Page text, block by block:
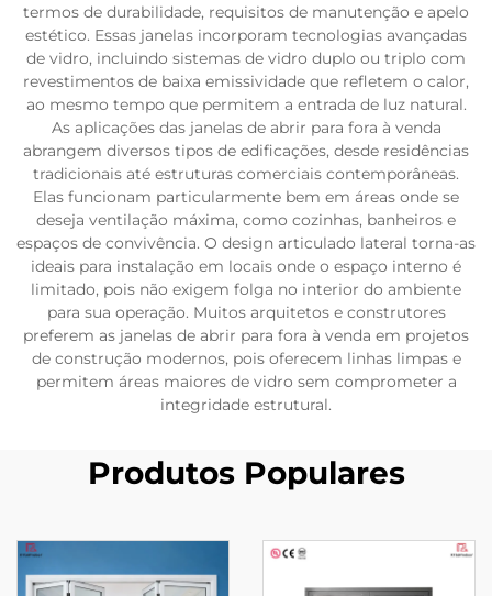
termos de durabilidade, requisitos de manutenção e apelo
estético. Essas janelas incorporam tecnologias avançadas
de vidro, incluindo sistemas de vidro duplo ou triplo com
revestimentos de baixa emissividade que refletem o calor,
ao mesmo tempo que permitem a entrada de luz natural.
As aplicações das janelas de abrir para fora à venda
abrangem diversos tipos de edificações, desde residências
tradicionais até estruturas comerciais contemporâneas.
Elas funcionam particularmente bem em áreas onde se
deseja ventilação máxima, como cozinhas, banheiros e
espaços de convivência. O design articulado lateral torna-as
ideais para instalação em locais onde o espaço interno é
limitado, pois não exigem folga no interior do ambiente
para sua operação. Muitos arquitetos e construtores
preferem as janelas de abrir para fora à venda em projetos
de construção modernos, pois oferecem linhas limpas e
permitem áreas maiores de vidro sem comprometer a
integridade estrutural.
Produtos Populares